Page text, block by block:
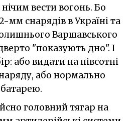
вести вогонь. Бо
мм снарядів в Україні та
Варшавського
"показують дно". І
або видати на півсотні
або нормально
головний тягар на